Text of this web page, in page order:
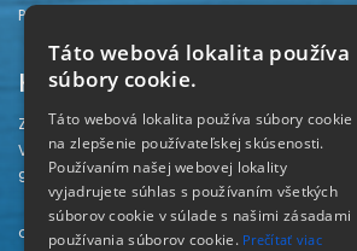
Piatok
Kontakt
Záhorská knižnica
Vajanského 28
905 01 Senica
odd. beletrie 034/654 3780
Táto webová lokalita používa
súbory cookie.
Táto webová lokalita používa súbory cookie
na zlepšenie používateľskej skúsenosti.
Používaním našej webovej lokality
vyjadrujete súhlas s používaním všetkých
súborov cookie v súlade s našimi zásadami
používania súborov cookie. Prečítať viac